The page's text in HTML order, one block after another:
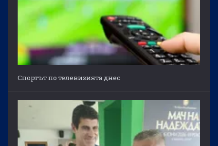
Спортът по телевизията днес